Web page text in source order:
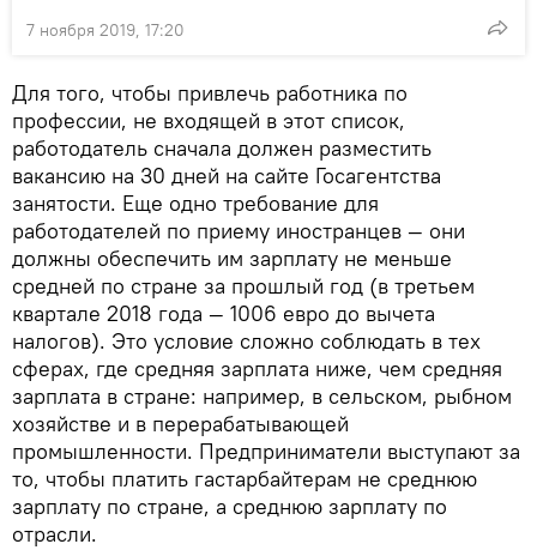
7 ноября 2019, 17:20
Для того, чтобы привлечь работника по
профессии, не входящей в этот список,
работодатель сначала должен разместить
вакансию на 30 дней на сайте Госагентства
занятости. Еще одно требование для
работодателей по приему иностранцев — они
должны обеспечить им зарплату не меньше
средней по стране за прошлый год (в третьем
квартале 2018 года — 1006 евро до вычета
налогов). Это условие сложно соблюдать в тех
сферах, где средняя зарплата ниже, чем средняя
зарплата в стране: например, в сельском, рыбном
хозяйстве и в перерабатывающей
промышленности. Предприниматели выступают за
то, чтобы платить гастарбайтерам не среднюю
зарплату по стране, а среднюю зарплату по
отрасли.